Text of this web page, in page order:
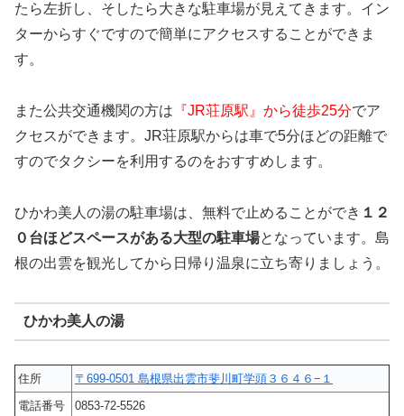
たら左折し、そしたら大きな駐車場が見えてきます。イン
ターからすぐですので簡単にアクセスすることができま
す。
また公共交通機関の方は 『JR荘原駅』から徒歩25分でア
クセスができます。JR荘原駅からは車で5分ほどの距離で
すのでタクシーを利用するのをおすすめします。
ひかわ美人の湯の駐車場は、無料で止めることができ １２
０台ほどスペースがある大型の駐車場となっています。島
根の出雲を観光してから日帰り温泉に立ち寄りましょう。
ひかわ美人の湯
住所
〒699-0501 島根県出雲市斐川町学頭３６４６−１
電話番号
0853-72-5526